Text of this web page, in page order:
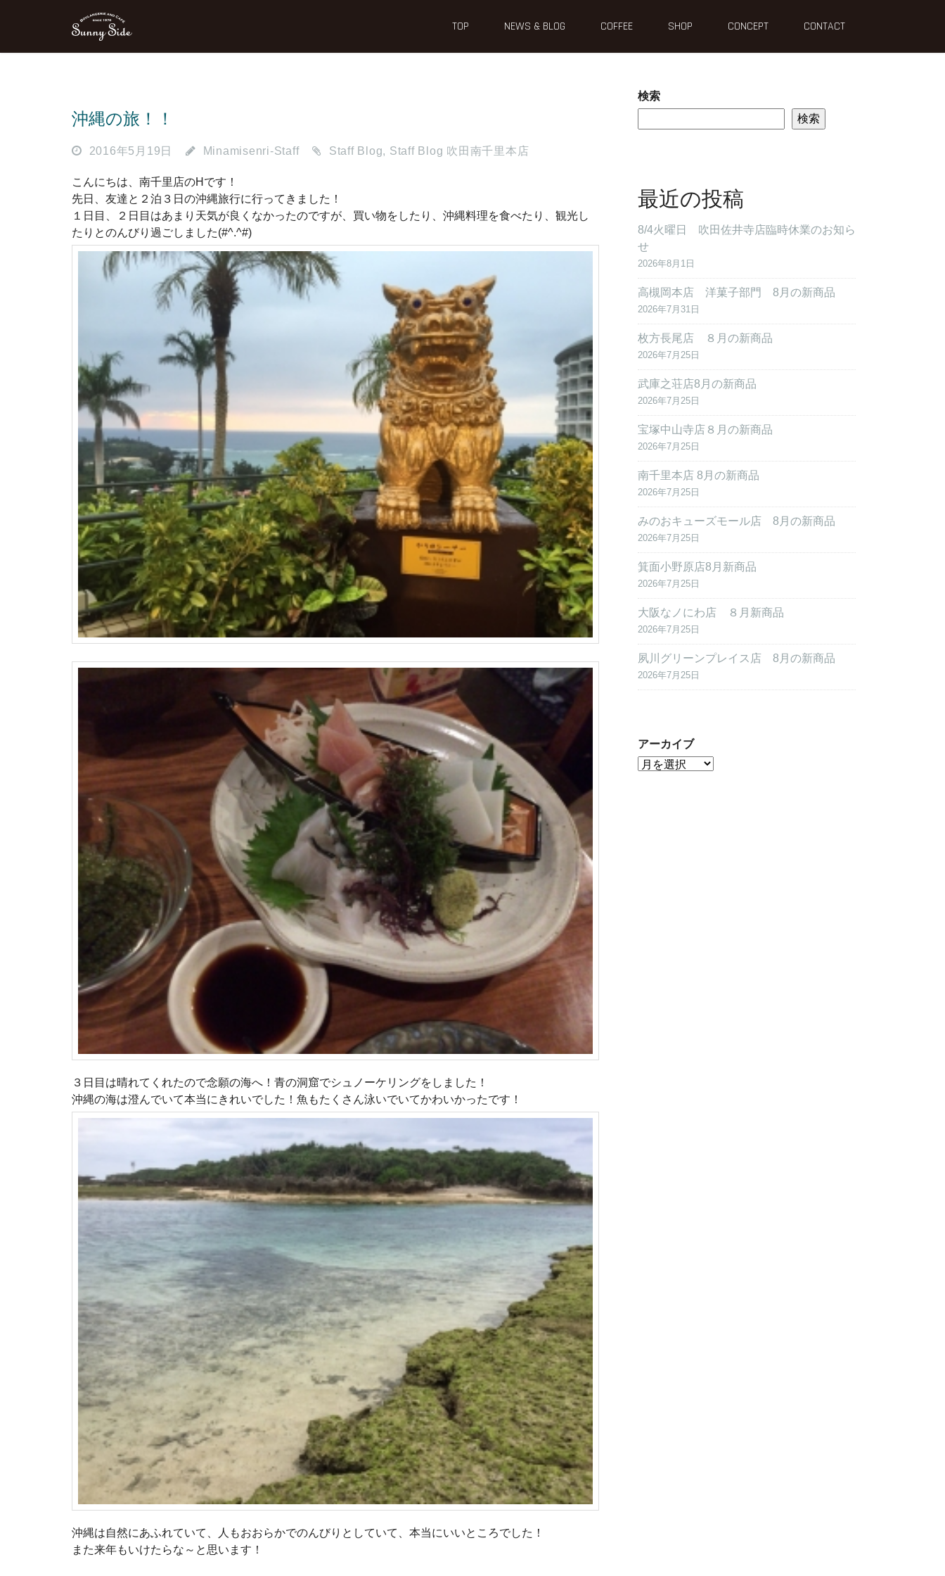
TOP NEWS & BLOG COFFEE SHOP CONCEPT CONTACT
沖縄の旅！！
2016年5月19日 Minamisenri-Staff Staff Blog, Staff Blog 吹田南千里本店
こんにちは、南千里店のHです！
先日、友達と２泊３日の沖縄旅行に行ってきました！
１日目、２日目はあまり天気が良くなかったのですが、買い物をしたり、沖縄料理を食べたり、観光し
たりとのんびり過ごしました(#^.^#)
３日目は晴れてくれたので念願の海へ！青の洞窟でシュノーケリングをしました！
沖縄の海は澄んでいて本当にきれいでした！魚もたくさん泳いでいてかわいかったです！
沖縄は自然にあふれていて、人もおおらかでのんびりとしていて、本当にいいところでした！
また来年もいけたらな～と思います！
検索
検索
最近の投稿
8/4火曜日 吹田佐井寺店臨時休業のお知ら
せ
2026年8月1日
高槻岡本店 洋菓子部門 8月の新商品
2026年7月31日
枚方長尾店 ８月の新商品
2026年7月25日
武庫之荘店8月の新商品
2026年7月25日
宝塚中山寺店８月の新商品
2026年7月25日
南千里本店 8月の新商品
2026年7月25日
みのおキューズモール店 8月の新商品
2026年7月25日
箕面小野原店8月新商品
2026年7月25日
大阪なノにわ店 ８月新商品
2026年7月25日
夙川グリーンプレイス店 8月の新商品
2026年7月25日
アーカイブ